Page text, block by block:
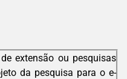
extensão ou pesquisas
da pesquisa para o e-